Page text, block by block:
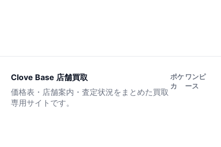
Clove Base 店舗買取
価格表・店舗案内・査定状況をまとめた買取
専用サイトです。
ポケ
カ
ワンピ
ース